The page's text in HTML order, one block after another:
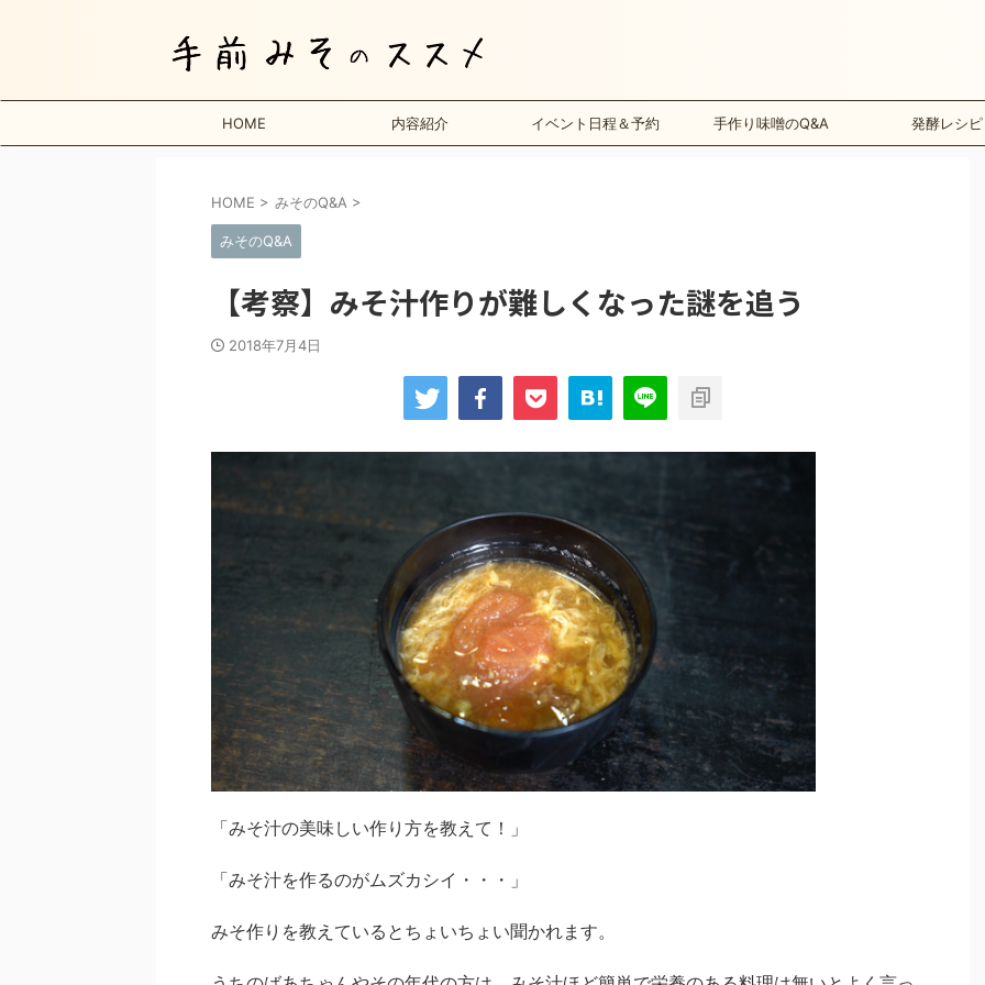
HOME 内容紹介 イベント日程＆予約 手作り味噌のQ&A 発酵レシピ
HOME > みそのQ&A >
みそのQ&A
【考察】みそ汁作りが難しくなった謎を追う
2018年7月4日
「みそ汁の美味しい作り方を教えて！」
「みそ汁を作るのがムズカシイ・・・」
みそ作りを教えているとちょいちょい聞かれます。